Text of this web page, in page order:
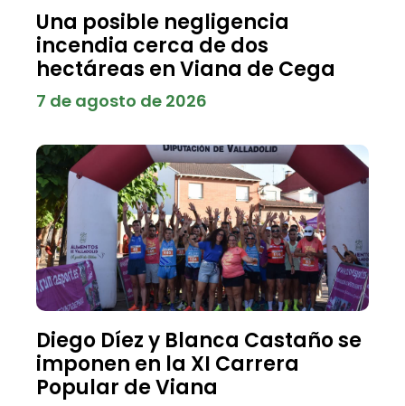
Una posible negligencia
incendia cerca de dos
hectáreas en Viana de Cega
7 de agosto de 2026
Diego Díez y Blanca Castaño se
imponen en la XI Carrera
Popular de Viana